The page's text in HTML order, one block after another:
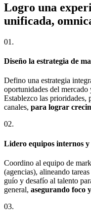
Logro una
unificada,
01.
Diseño la estrategia de
Defino una estrategia
oportunidades del
Establezco las prioridades,
canales, para lograr
02.
Lidero equipos internos y
Coordino al equipo de
(agencias), alineando
guío y desafío al talento
general, asegurando foco
03.